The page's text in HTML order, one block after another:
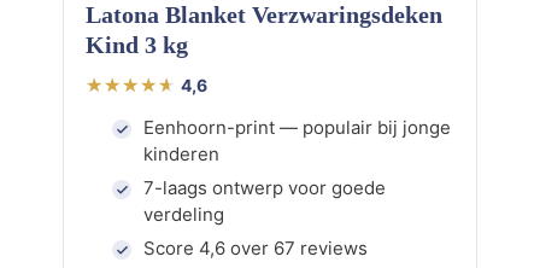
Latona Blanket Verzwaringsdeken
Kind 3 kg
4,6
Eenhoorn-print — populair bij jonge
kinderen
7-laags ontwerp voor goede
verdeling
Score 4,6 over 67 reviews